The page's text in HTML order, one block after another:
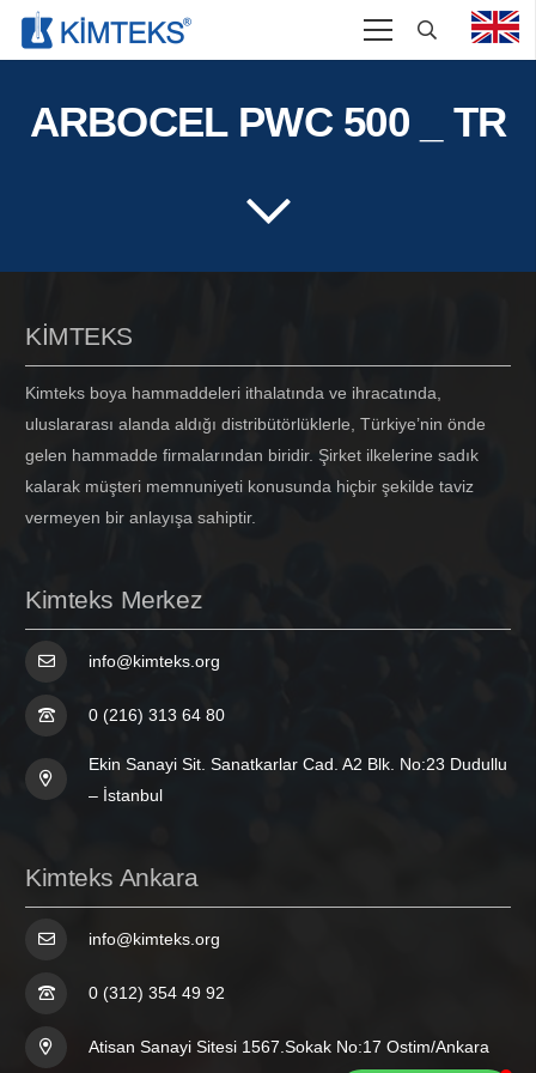
ARBOCEL PWC 500 _ TR
KİMTEKS
Kimteks boya hammaddeleri ithalatında ve ihracatında,
uluslararası alanda aldığı distribütörlüklerle, Türkiye’nin önde
gelen hammadde firmalarından biridir. Şirket ilkelerine sadık
kalarak müşteri memnuniyeti konusunda hiçbir şekilde taviz
vermeyen bir anlayışa sahiptir.
Kimteks Merkez
info@kimteks.org
0 (216) 313 64 80
Ekin Sanayi Sit. Sanatkarlar Cad. A2 Blk. No:23 Dudullu
– İstanbul
Kimteks Ankara
info@kimteks.org
0 (312) 354 49 92
Atisan Sanayi Sitesi 1567.Sokak No:17 Ostim/Ankara